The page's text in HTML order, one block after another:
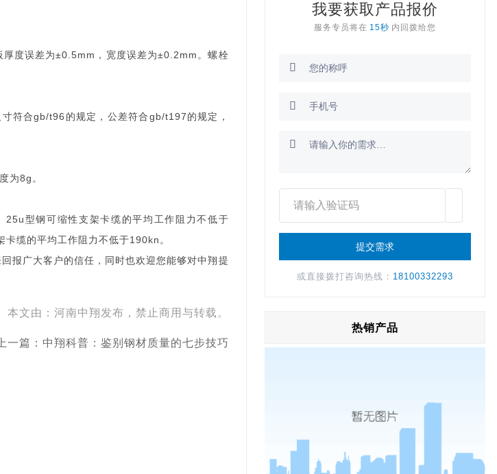
度误差为±0.5mm，宽度误差为±0.2mm。螺栓
符合gb/t96的规定，公差符合gb/t197的规定，
度为8g。
型钢可缩性支架卡缆的平均工作阻力不低于
缆的平均工作阻力不低于190kn。
报广大客户的信任，同时也欢迎您能够对中翔提
本文由：河南中翔发布，禁止商用与转载。
上一篇：中翔科普：鉴别钢材质量的七步技巧
我要获取产品报价
服务专员将在 15秒 内回拨给您



或直接拨打咨询热线： 18100332293
热销产品